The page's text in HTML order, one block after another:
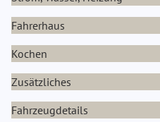
Fahrerhaus
Kochen
Zusätzliches
Fahrzeugdetails